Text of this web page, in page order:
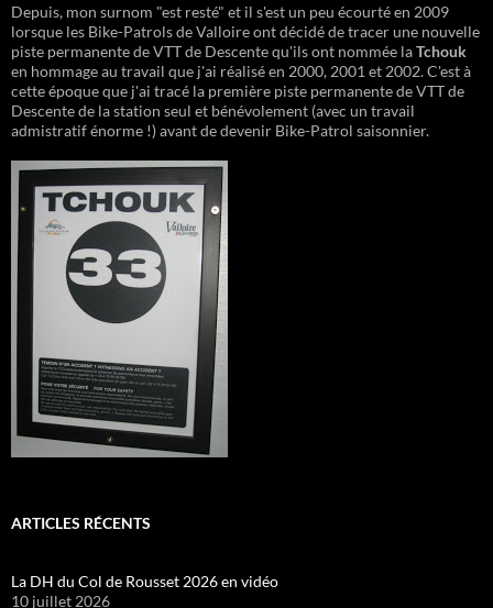
Depuis, mon surnom "est resté" et il s'est un peu écourté en 2009
lorsque les Bike-Patrols de Valloire ont décidé de tracer une nouvelle
piste permanente de VTT de Descente qu'ils ont nommée laTchouk
en hommage au travail que j'ai réalisé en 2000, 2001 et 2002. C'est à
cette époque que j'ai tracé la première piste permanente de VTT de
Descente de la station seul et bénévolement (avec un travail
admistratif énorme !) avant de devenir Bike-Patrol saisonnier.
ARTICLES RÉCENTS
La DH du Col de Rousset 2026 en vidéo
10 juillet 2026